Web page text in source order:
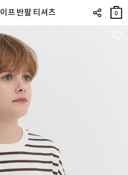
프 반팔 티셔츠
장바
구니
0